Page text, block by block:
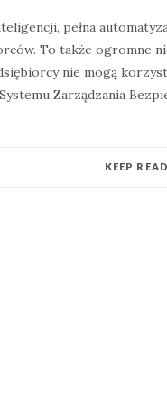
pełna
To także ogromne
nie mogą
Zarządzania
KEEP